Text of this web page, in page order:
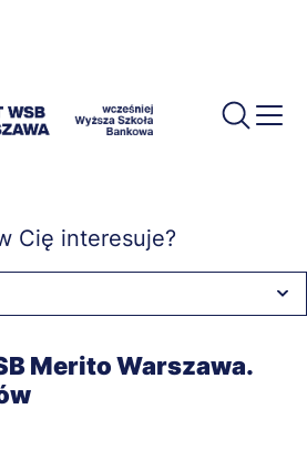
Cię interesuje?
Merito Warszawa.